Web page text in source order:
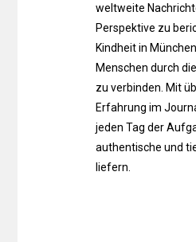
weltweite
Perspektive zu
Kindheit in
Menschen durch
zu verbinden. Mit
Erfahrung im
jeden Tag der
authentische und
liefern.